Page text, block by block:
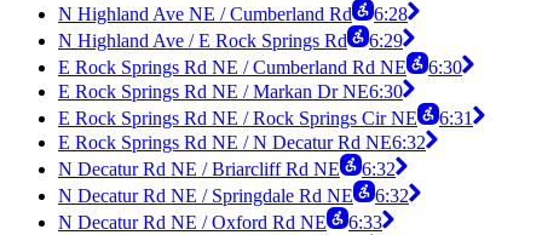
N Highland Ave NE / Cumberland Rd
6:28
N Highland Ave / E Rock Springs Rd
6:29
E Rock Springs Rd NE / Cumberland Rd NE
6:30
E Rock Springs Rd NE / Markan Dr NE6:30
E Rock Springs Rd NE / Rock Springs Cir NE
6:31
E Rock Springs Rd NE / N Decatur Rd NE6:32
N Decatur Rd NE / Briarcliff Rd NE
6:32
N Decatur Rd NE / Springdale Rd NE
6:32
N Decatur Rd NE / Oxford Rd NE
6:33